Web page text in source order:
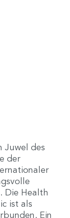
Juwel des
der
Die Health
ist als
Ein